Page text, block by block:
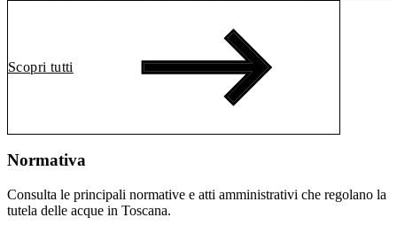
Scopri tutti
Normativa
Consulta le principali normative e atti amministrativi che regolano la
tutela delle acque in Toscana.